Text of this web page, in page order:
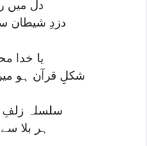
دل میں
دزدِ شیطان
یا خدا
شکلِ قرآن ہو
سلسلہ
ہر بلا